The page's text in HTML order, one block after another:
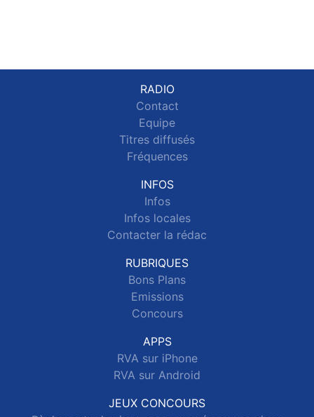
RADIO
Contact
Equipe
Titres diffusés
Fréquences
INFOS
Infos
Infos locales
Contacter la rédac
RUBRIQUES
Bons Plans
Emissions
Concours
APPS
RVA sur iPhone
RVA sur Android
JEUX CONCOURS